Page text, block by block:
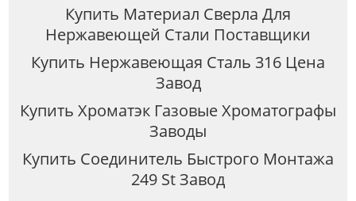
Купить Материал Сверла Для
Нержавеющей Стали Поставщики
Купить Нержавеющая Сталь 316 Цена
Завод
Купить Хроматэк Газовые Хроматографы
Заводы
Купить Соединитель Быстрого Монтажа
249 St Завод